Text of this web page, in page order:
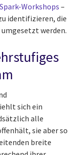
Workshops –
identifizieren, die
werden.
sich ein
alle
sie aber so
breite